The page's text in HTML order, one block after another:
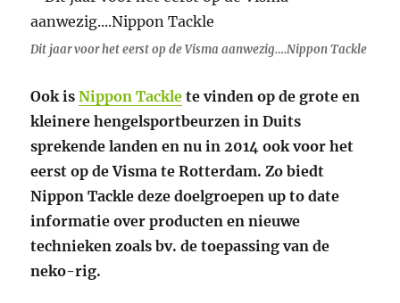
Dit jaar voor het eerst op de Visma aanwezig….Nippon Tackle
Ook isNippon Tackle te vinden op de grote en
kleinere hengelsportbeurzen in Duits
sprekende landen en nu in 2014 ook voor het
eerst op de Visma te Rotterdam. Zo biedt
Nippon Tackle deze doelgroepen up to date
informatie over producten en nieuwe
technieken zoals bv. de toepassing van de
neko-rig.